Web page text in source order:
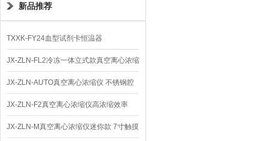
新品推荐
TXXK-FY24血型试剂卡恒温器
JX-ZLN-FL2冷冻一体立式款真空离心浓缩
仪 低温功能
JX-ZLN-AUTO真空离心浓缩仪 不锈钢腔
体
JX-ZLN-F2真空离心浓缩仪高浓缩效率
JX-ZLN-M真空离心浓缩仪迷你款 7寸触摸